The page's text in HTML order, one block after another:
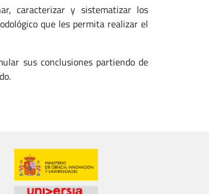
caracterizar y sistematizar los
que les permita realizar el
sus conclusiones partiendo de